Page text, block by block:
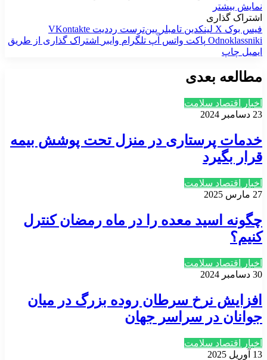
نمایش بیشتر
اشتراک گذاری
فیس بوک X لینکدین ‫تامبلر ‫پین‌ترست ‫رددیت ‫VKontakte
‫Odnoklassniki پاکت واتس آپ تلگرام وایبر
اشتراک گذاری از طریق
ایمیل چاپ
مطالعه بعدی
اخبار اقتصاد سلامت
23 دسامبر 2024
خدمات پرستاری در منزل تحت پوشش بیمه
قرار بگیرد
اخبار اقتصاد سلامت
27 مارس 2025
چگونه اسید معده را در ماه رمضان کنترل
کنیم؟
اخبار اقتصاد سلامت
30 دسامبر 2024
افزایش نرخ سرطان روده بزرگ در میان
جوانان در سراسر جهان
اخبار اقتصاد سلامت
13 آوریل 2025